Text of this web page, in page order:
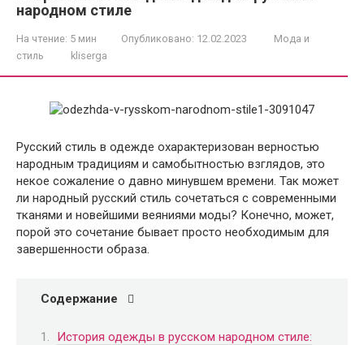
народном стиле
На чтение: 5 мин Опубликовано: 12.02.2023
Мода и
стиль
kliserga
Русский стиль в одежде охарактеризован верностью
народным традициям и самобытностью взглядов, это
некое сожаление о давно минувшем времени. Так может
ли народный русский стиль сочетаться с современными
тканями и новейшими веяниями моды? Конечно, может,
порой это сочетание бывает просто необходимым для
завершенности образа.
Содержание
История одежды в русском народном стиле: